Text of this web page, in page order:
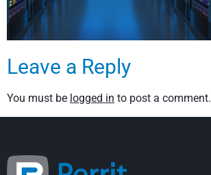
Leave a Reply
You must be logged in to post a comment.